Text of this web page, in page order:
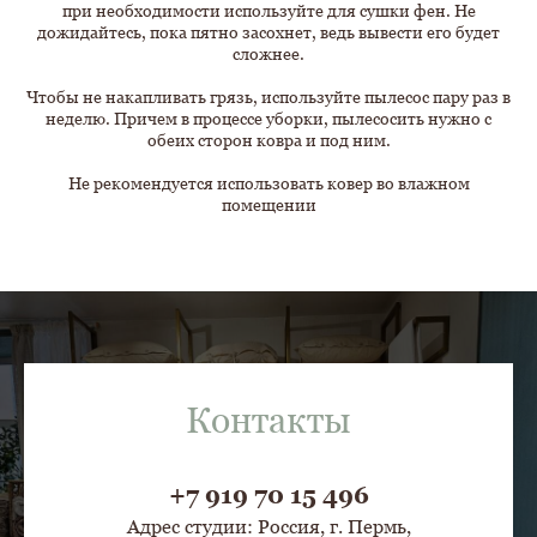
при необходимости используйте для сушки фен. Не
дожидайтесь, пока пятно засохнет, ведь вывести его будет
сложнее.
Чтобы не накапливать грязь, используйте пылесос пару раз в
неделю. Причем в процессе уборки, пылесосить нужно с
обеих сторон ковра и под ним.
Не рекомендуется использовать ковер во влажном
помещении
Контакты
+7 919 70 15 496
Адрес студии: Россия, г. Пермь,